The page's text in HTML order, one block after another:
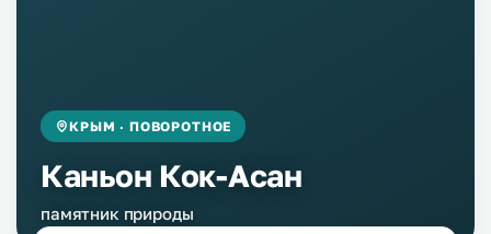
КРЫМ · ПОВОРОТНОЕ
Каньон Кок-Асан
памятник природы